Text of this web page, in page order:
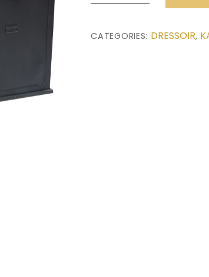
(165x40x85)
CATEGORIES: DRESSOIR,